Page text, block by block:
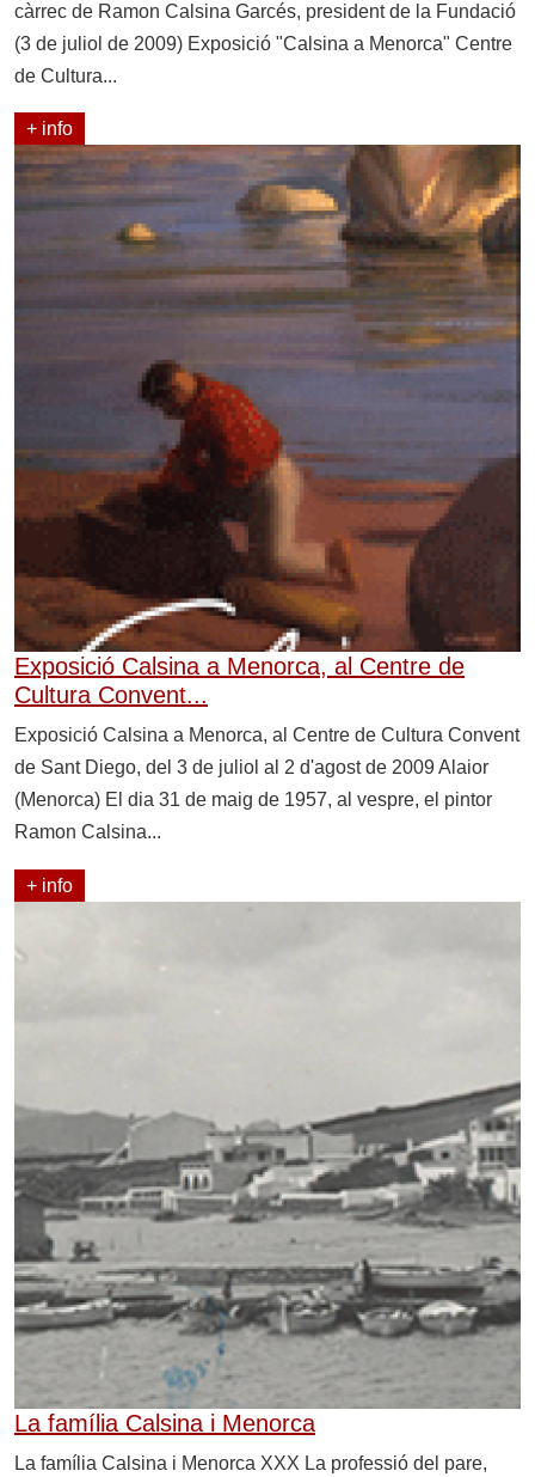
càrrec de Ramon Calsina Garcés, president de la Fundació
(3 de juliol de 2009) Exposició "Calsina a Menorca" Centre
de Cultura...
+ info
Exposició Calsina a Menorca, al Centre de
Cultura Convent...
Exposició Calsina a Menorca, al Centre de Cultura Convent
de Sant Diego, del 3 de juliol al 2 d'agost de 2009 Alaior
(Menorca) El dia 31 de maig de 1957, al vespre, el pintor
Ramon Calsina...
+ info
La família Calsina i Menorca
La família Calsina i Menorca XXX La professió del pare,